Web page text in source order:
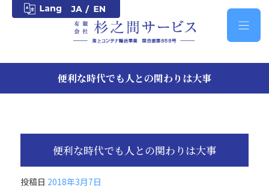
便利な時代でも人との関わりは大事
便利な時代でも人との関わりは大事
投稿日 2018年3月7日